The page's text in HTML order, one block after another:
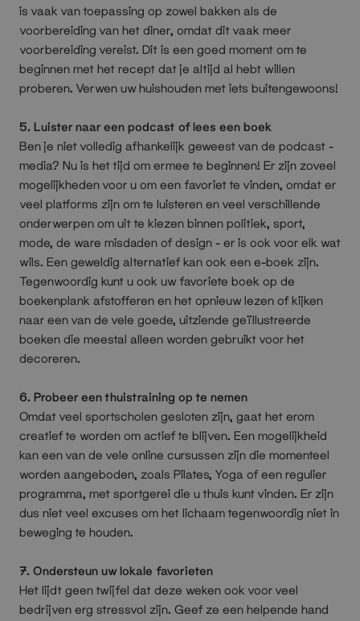
is vaak van toepassing op zowel bakken als de
voorbereiding van het diner, omdat dit vaak meer
voorbereiding vereist. Dit is een goed moment om te
beginnen met het recept dat je altijd al hebt willen
proberen. Verwen uw huishouden met iets buitengewoons!
5. Luister naar een podcast of lees een boek
Ben je niet volledig afhankelijk geweest van de podcast -
media? Nu is het tijd om ermee te beginnen! Er zijn zoveel
mogelijkheden voor u om een favoriet te vinden, omdat er
veel platforms zijn om te luisteren en veel verschillende
onderwerpen om uit te kiezen binnen politiek, sport,
mode, de ware misdaden of design - er is ook voor elk wat
wils. Een geweldig alternatief kan ook een e-boek zijn.
Tegenwoordig kunt u ook uw favoriete boek op de
boekenplank afstofferen en het opnieuw lezen of kijken
naar een van de vele goede, uitziende geïllustreerde
boeken die meestal alleen worden gebruikt voor het
decoreren.
6. Probeer een thuistraining op te nemen
Omdat veel sportscholen gesloten zijn, gaat het erom
creatief te worden om actief te blijven. Een mogelijkheid
kan een van de vele online cursussen zijn die momenteel
worden aangeboden, zoals Pilates, Yoga of een regulier
programma, met sportgerei die u thuis kunt vinden. Er zijn
dus niet veel excuses om het lichaam tegenwoordig niet in
beweging te houden.
7. Ondersteun uw lokale favorieten
Het lijdt geen twijfel dat deze weken ook voor veel
bedrijven erg stressvol zijn. Geef ze een helpende hand